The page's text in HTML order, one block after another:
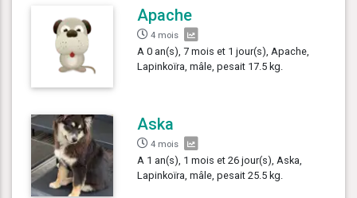
Apache
4 mois
A 0 an(s), 7 mois et 1 jour(s), Apache,
Lapinkoïra, mâle, pesait 17.5 kg.
Aska
4 mois
A 1 an(s), 1 mois et 26 jour(s), Aska,
Lapinkoïra, mâle, pesait 25.5 kg.